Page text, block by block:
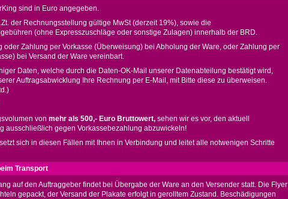
sind in Euro angegeben.
der Rechnungsstellung gültige MwSt (derzeit 19%), sowie die
(ohne Expresszuschläge oder sonstige Zulagen) innerhalb der BRD.
oder Zahlung per Vorkasse (Überweisung) bei Abholung der Ware, oder Zahlung per
bei Versand der Ware vereinbart.
Daten, welche durch die Daten-OK-Mail unserer Datenabteilung bestätigt wird,
Auftragsabwicklung Ihre Rechnung per E-Mail, mit Bitte diese zu überweisen.
von mehr als 500,- Euro Bruttowert, sehen wir es vor, den aktuell
ausschließlich gegen Vorkassebezahlung abzuwickeln!
sich in diesen Fällen mit Ihnen in Verbindung und leitet alle notwenigen Schritte
Transport
auf den Auftraggeber findet bei Übergabe der Ware an den Versender statt. Die Flyer
gepackt, der Versand der Plakate erfolgt in gerolltem Zustand. Beschädigungen